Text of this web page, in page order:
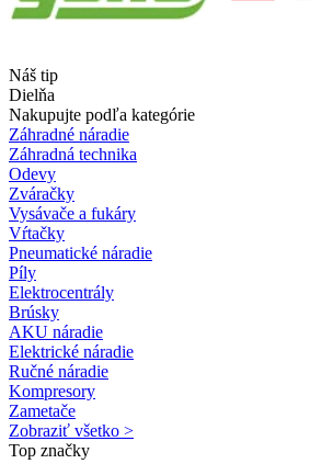
Náš tip
Dielňa
Nakupujte podľa kategórie
Záhradné náradie
Záhradná technika
Odevy
Zváračky
Vysávače a fukáry
Vŕtačky
Pneumatické náradie
Píly
Elektrocentrály
Brúsky
AKU náradie
Elektrické náradie
Ručné náradie
Kompresory
Zametače
Zobraziť všetko >
Top značky